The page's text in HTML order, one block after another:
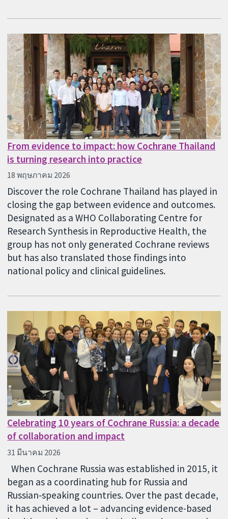
From evidence to impact: how Cochrane Thailand
is turning research into practice
18 พฤษภาคม 2026
Discover the role Cochrane Thailand has played in
closing the gap between evidence and outcomes.
Designated as a WHO Collaborating Centre for
Research Synthesis in Reproductive Health, the
group has not only generated Cochrane reviews
but has also translated those findings into
national policy and clinical guidelines.
Celebrating 10 years of Cochrane Russia: a decade
of collaboration and impact
31 มีนาคม 2026
When Cochrane Russia was established in 2015, it
began as a coordinating hub for Russia and
Russian‑speaking countries. Over the past decade,
it has achieved a lot – advancing evidence-based